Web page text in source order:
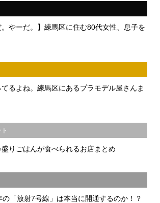
。やーだ。】練馬区に住む80代女性、息子を
るよね。練馬区にあるプラモデル屋さんま
盛りごはんが食べられるお店まとめ
「放射7号線」は本当に開通するのか！？